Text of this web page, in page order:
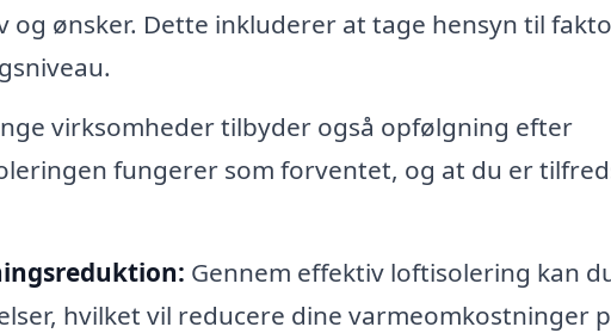
og ønsker. Dette inkluderer at tage hensyn til
virksomheder tilbyder også opfølgning efter
fungerer som forventet, og at du er
Gennem effektiv loftisolering kan
hvilket vil reducere dine varmeomkostninger